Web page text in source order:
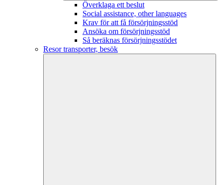
Överklaga ett beslut
Social assistance, other languages
Krav för att få försörjningsstöd
Ansöka om försörjningsstöd
Så beräknas försörjningsstödet
Resor transporter, besök